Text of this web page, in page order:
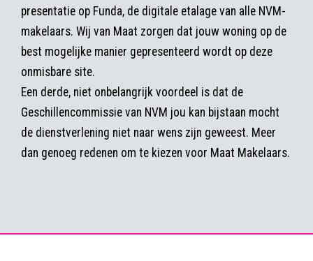
presentatie op Funda, de digitale etalage van alle NVM-
makelaars. Wij van Maat zorgen dat jouw woning op de
best mogelijke manier gepresenteerd wordt op deze
onmisbare site.
Een derde, niet onbelangrijk voordeel is dat de
Geschillencommissie van NVM jou kan bijstaan mocht
de dienstverlening niet naar wens zijn geweest. Meer
dan genoeg redenen om te kiezen voor Maat Makelaars.